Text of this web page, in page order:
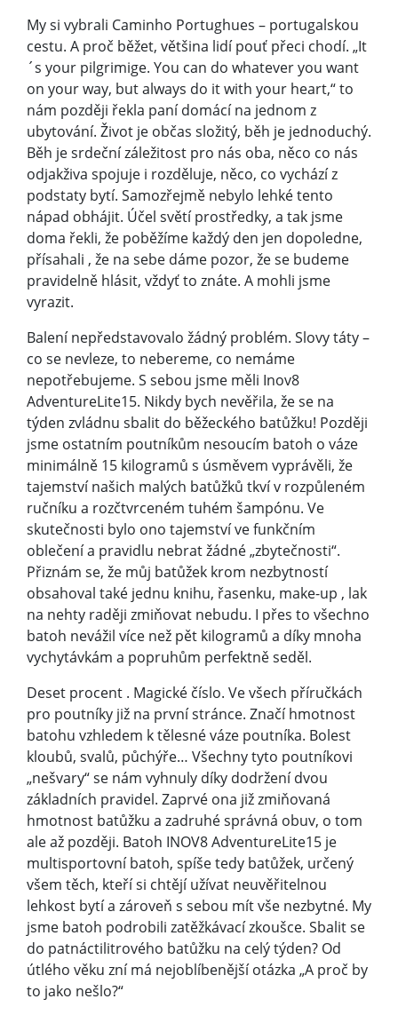
My si vybrali Caminho Portughues – portugalskou
cestu. A proč běžet, většina lidí pouť přeci chodí. „It
´s your pilgrimige. You can do whatever you want
on your way, but always do it with your heart,“ to
nám později řekla paní domácí na jednom z
ubytování. Život je občas složitý, běh je jednoduchý.
Běh je srdeční záležitost pro nás oba, něco co nás
odjakživa spojuje i rozděluje, něco, co vychází z
podstaty bytí. Samozřejmě nebylo lehké tento
nápad obhájit. Účel světí prostředky, a tak jsme
doma řekli, že poběžíme každý den jen dopoledne,
přísahali , že na sebe dáme pozor, že se budeme
pravidelně hlásit, vždyť to znáte. A mohli jsme
vyrazit.
Balení nepředstavovalo žádný problém. Slovy táty –
co se nevleze, to nebereme, co nemáme
nepotřebujeme. S sebou jsme měli Inov8
AdventureLite15. Nikdy bych nevěřila, že se na
týden zvládnu sbalit do běžeckého batůžku! Později
jsme ostatním poutníkům nesoucím batoh o váze
minimálně 15 kilogramů s úsměvem vyprávěli, že
tajemství našich malých batůžků tkví v rozpůleném
ručníku a rozčtvrceném tuhém šampónu. Ve
skutečnosti bylo ono tajemství ve funkčním
oblečení a pravidlu nebrat žádné „zbytečnosti“.
Přiznám se, že můj batůžek krom nezbytností
obsahoval také jednu knihu, řasenku, make-up , lak
na nehty raději zmiňovat nebudu. I přes to všechno
batoh nevážil více než pět kilogramů a díky mnoha
vychytávkám a popruhům perfektně seděl.
Deset procent . Magické číslo. Ve všech příručkách
pro poutníky již na první stránce. Značí hmotnost
batohu vzhledem k tělesné váze poutníka. Bolest
kloubů, svalů, půchýře… Všechny tyto poutníkovi
„nešvary“ se nám vyhnuly díky dodržení dvou
základních pravidel. Zaprvé ona již zmiňovaná
hmotnost batůžku a zadruhé správná obuv, o tom
ale až později. Batoh INOV8 AdventureLite15 je
multisportovní batoh, spíše tedy batůžek, určený
všem těch, kteří si chtějí užívat neuvěřitelnou
lehkost bytí a zároveň s sebou mít vše nezbytné. My
jsme batoh podrobili zatěžkávací zkoušce. Sbalit se
do patnáctilitrového batůžku na celý týden? Od
útlého věku zní má nejoblíbenější otázka „A proč by
to jako nešlo?“